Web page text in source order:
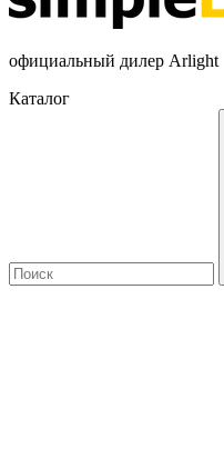
официальный дилер Arlight
Каталог